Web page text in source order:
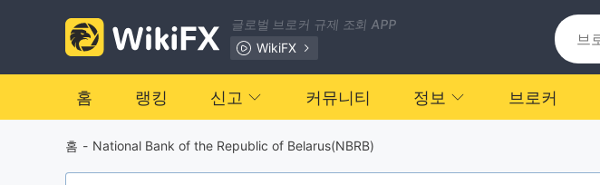
글로벌 브로커 규제 조회 APP
WikiFX
홈 랭킹 신고 커뮤니티 정보 브로커
홈 - National Bank of the Republic of Belarus(NBRB)